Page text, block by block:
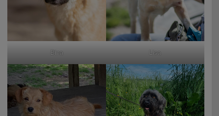
Bina Lisa